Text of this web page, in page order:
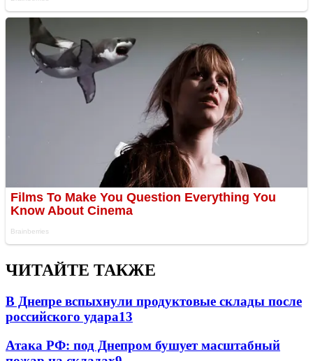
ЧИТАЙТЕ ТАКЖЕ
В Днепре вспыхнули продуктовые склады после
российского удара13
Атака РФ: под Днепром бушует масштабный